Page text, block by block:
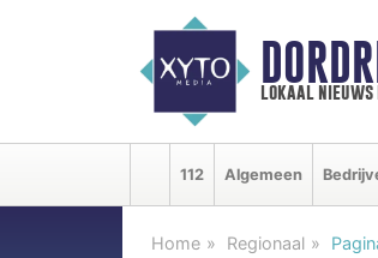
lokaal nieuws
112 Algemeen
Home Regionaal